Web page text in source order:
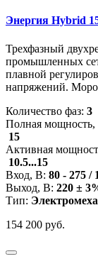
Энергия Hybrid
Трехфазный
промышленных
плавной
напряжений.
Количество фаз: 3
Полная
15
Активная
10.5...15
Вход, В: 80 - 275 /
Выход, В: 220 ±
Тип:
154 200 руб.